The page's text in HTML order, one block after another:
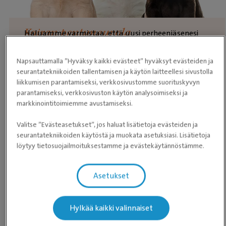
Koiran pentuneuvola
Haluamme varmistaa, että uusi perheenjäsenesi
Lue lisää koiran pentuneuvolasta
Aukioloajat
Maanantai
08:00 ­- 20:00
Torstai
08:00 ­- 20:00
Napsauttamalla ”Hyväksy kaikki evästeet” hyväksyt evästeiden ja
seurantatekniikoiden tallentamisen ja käytön laitteellesi sivustolla
liikkumisen parantamiseksi, verkkosivustomme suorituskyvyn
parantamiseksi, verkkosivuston käytön analysoimiseksi ja
markkinointitoimiemme avustamiseksi.
Valitse ”Evästeasetukset”, jos haluat lisätietoja evästeiden ja
seurantatekniikoiden käytöstä ja muokata asetuksiasi. Lisätietoja
löytyy tietosuojailmoituksestamme ja evästekäytännöstämme.
Asetukset
Hylkää kaikki valinnaiset